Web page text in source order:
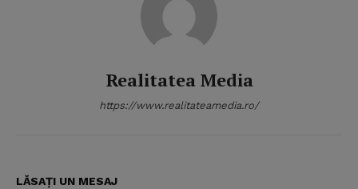
Realitatea Media
https://www.realitateamedia.ro/
LĂSAȚI UN MESAJ